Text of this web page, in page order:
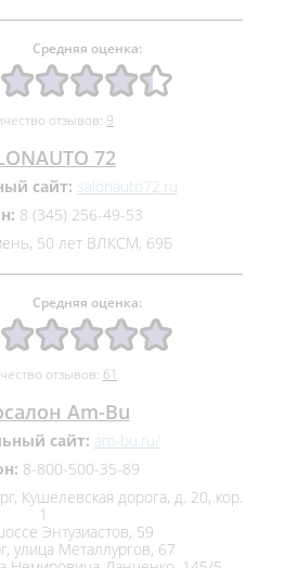
Средняя оценка:
отзывов: 9
72
сайт: salonauto72.ru
8 (345) 256-49-53
50 лет ВЛКСМ, 69Б
Средняя оценка:
отзывов: 61
Am-Bu
сайт: am-bu.ru/
8-800-500-35-89
Кушелевская дорога, д. 20, кор.
1
Энтузиастов, 59
улица Металлургов, 67